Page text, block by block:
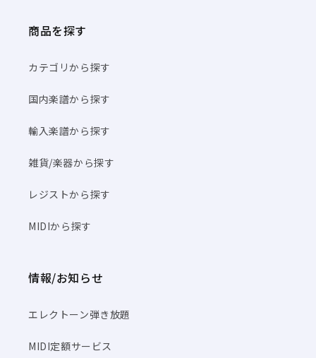
商品を探す
カテゴリから探す
国内楽譜から探す
輸入楽譜から探す
雑貨/楽器から探す
レジストから探す
MIDIから探す
情報/お知らせ
エレクトーン弾き放題
MIDI定額サービス